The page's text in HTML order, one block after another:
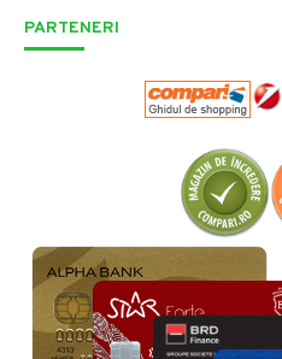
PARTENERI